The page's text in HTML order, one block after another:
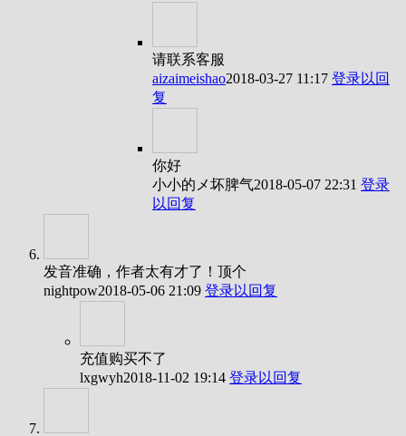
请联系客服
aizaimeishao2018-03-27 11:17 登录以回
复
你好
小小的メ坏脾气2018-05-07 22:31 登录
以回复
发音准确，作者太有才了！顶个
nightpow2018-05-06 21:09 登录以回复
充值购买不了
lxgwyh2018-11-02 19:14 登录以回复